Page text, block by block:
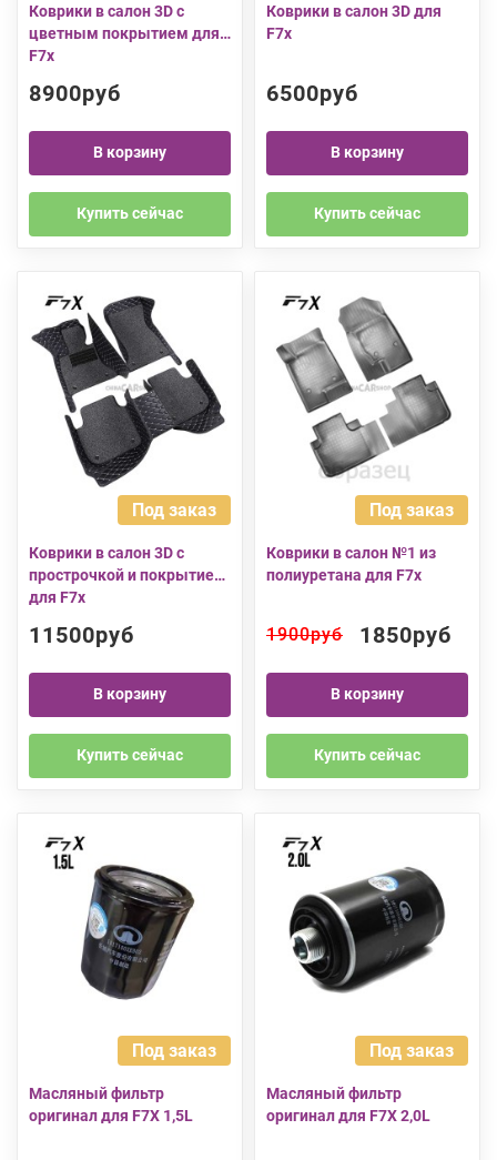
Коврики в салон 3D c
цветным покрытием для
F7x
8900руб
В корзину
Купить сейчас
Коврики в салон 3D для
F7x
6500руб
В корзину
Купить сейчас
Под заказ
Коврики в салон 3D с
прострочкой и покрытием
для F7x
11500руб
В корзину
Купить сейчас
Под заказ
Коврики в салон №1 из
полиуретана для F7x
1900руб 1850руб
В корзину
Купить сейчас
Под заказ
Масляный фильтр
оригинал для F7X 1,5L
Под заказ
Масляный фильтр
оригинал для F7X 2,0L